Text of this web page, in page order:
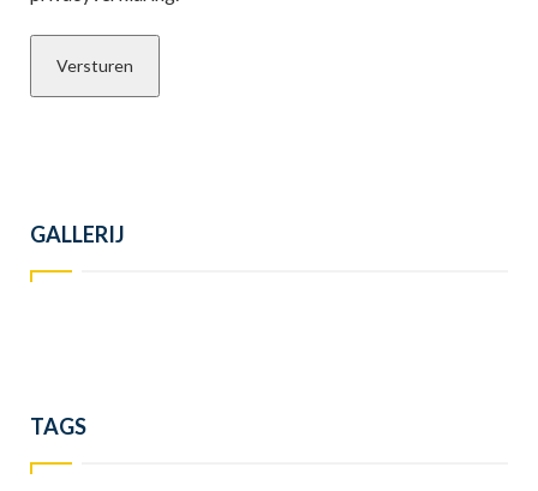
GALLERIJ
TAGS